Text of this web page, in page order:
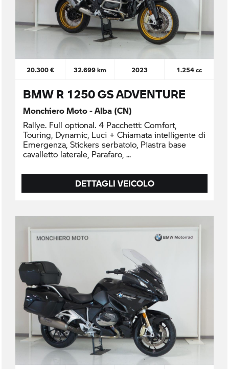
20.300 € 32.699 km 2023 1.254 cc
BMW R 1250 GS ADVENTURE
Monchiero Moto - Alba (CN)
Rallye. Full optional. 4 Pacchetti: Comfort,
Touring, Dynamic, Luci + Chiamata intelligente di
Emergenza, Stickers serbatoio, Piastra base
cavalletto laterale, Parafaro,
DETTAGLI VEICOLO